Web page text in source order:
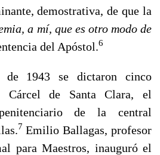
demostrativa, de que la
a mí, que es otro modo de
del Apóstol.6
1943 se dictaron cinco
Cárcel de Santa Clara, el
de la central
7 Emilio Ballagas, profesor
para Maestros, inauguró el